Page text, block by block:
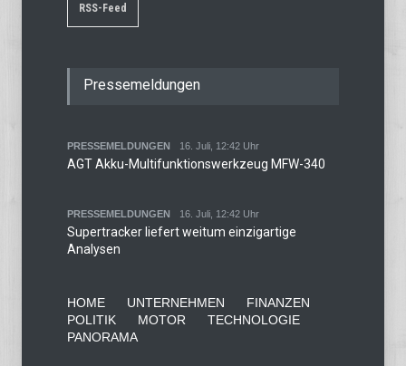
RSS-Feed
Pressemeldungen
PRESSEMELDUNGEN 16. Juli, 12:42 Uhr
AGT Akku-Multifunktionswerkzeug MFW-340
PRESSEMELDUNGEN 16. Juli, 12:42 Uhr
Supertracker liefert weitum einzigartige
Analysen
HOME UNTERNEHMEN
FINANZEN
POLITIK
MOTOR
TECHNOLOGIE
PANORAMA